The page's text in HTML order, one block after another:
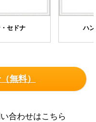
セドナ ハ
無料）
合わせはこちら